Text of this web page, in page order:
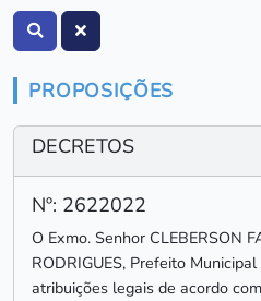
PROPOSIÇÕES
DECRETOS
Nº: 2622022
O Exmo. Senhor CLEBERSON
RODRIGUES, Prefeito
atribuições legais de acordo